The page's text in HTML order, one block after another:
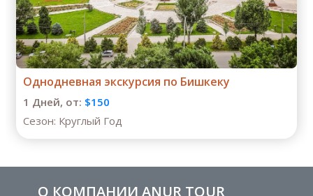
Однодневная экскурсия по Бишкеку
1 Дней, от: $150
Сезон: Круглый Год
О КОМПАНИИ ANUR TOUR